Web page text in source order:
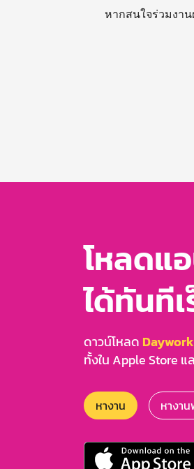
หากสนใจร่วมงาน
โหลดแ
ได้ทันที
ดาวน์โหลด Daywork
ทั้งใน Apple Store แ
หางาน หางา